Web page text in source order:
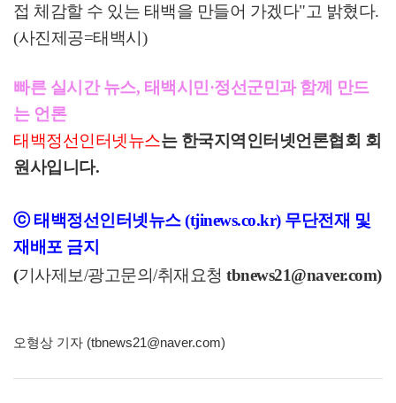
접 체감할 수 있는 태백을 만들어 가겠다"고 밝혔다.
(사진제공=태백시 )
빠른 실시간 뉴스, 태백시민·정선군민과 함께 만드
는 언론
태백정선인터넷뉴스는 한국지역인터넷언론협회 회
원사입니다.
ⓒ 태백정선인터넷뉴스 (tjinews.co.kr) 무단전재 및
재배포 금지
(기사제보/광고문의/취재요청 tbnews21@naver.com)
오형상 기자 (tbnews21@naver.com)